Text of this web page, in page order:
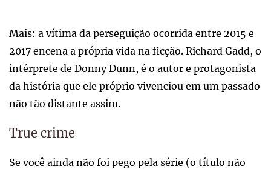
Mais: a vítima da perseguição ocorrida entre 2015 e
2017 encena a própria vida na ficção. Richard Gadd, o
intérprete de Donny Dunn, é o autor e protagonista
da história que ele próprio vivenciou em um passado
não tão distante assim.
True crime
Se você ainda não foi pego pela série (o título não